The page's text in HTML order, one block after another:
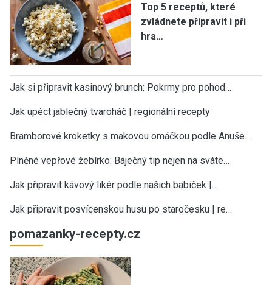
Top 5 receptů, které
zvládnete připravit i při
hra…
Jak si připravit kasinový brunch: Pokrmy pro pohod…
Jak upéct jablečný tvaroháč | regionální recepty
Bramborové kroketky s makovou omáčkou podle Anuše…
Plněné vepřové žebírko: Báječný tip nejen na sváte…
Jak připravit kávový likér podle našich babiček |…
Jak připravit posvícenskou husu po staročesku | re…
pomazanky-recepty.cz